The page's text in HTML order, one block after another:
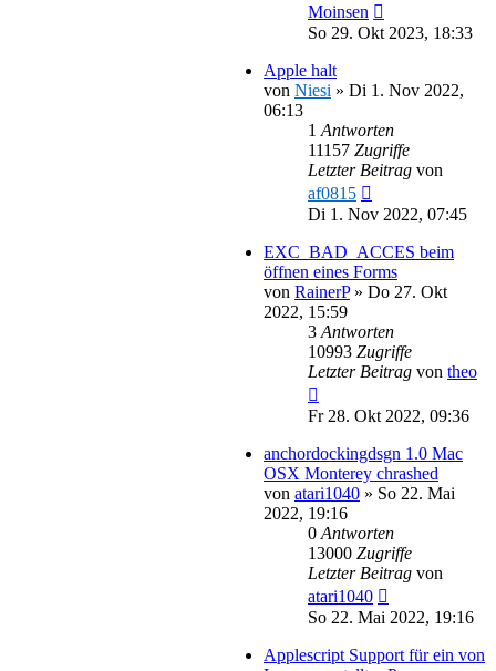
Moinsen
So 29. Okt 2023, 18:33
Apple halt
von Niesi » Di 1. Nov 2022,
06:13
1 Antworten
11157 Zugriffe
Letzter Beitrag von
af0815
Di 1. Nov 2022, 07:45
EXC_BAD_ACCES beim
öffnen eines Forms
von RainerP» Do 27. Okt
2022, 15:59
3 Antworten
10993 Zugriffe
Letzter Beitrag von theo
Fr 28. Okt 2022, 09:36
anchordockingdsgn 1.0 Mac
OSX Monterey chrashed
von atari1040 » So 22. Mai
2022, 19:16
0 Antworten
13000 Zugriffe
Letzter Beitrag von
atari1040
So 22. Mai 2022, 19:16
Applescript Support für ein von